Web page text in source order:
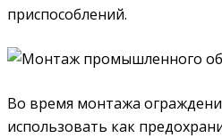
приспособлений.
Во время монтажа
использовать как